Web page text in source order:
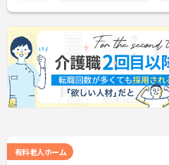
です。定期昇給に加え、独自の社
（通称：マジ神）では、認知症ケ
の専門性を認定されると、1資格に
（最大4万円）の手当がつきます。
れば年収UPも目指せるため、高い
働き続けられます。
＜家族も嬉しい！ベネッセグルー
い福利厚生＞ご家族も支える制度
有料老人ホーム